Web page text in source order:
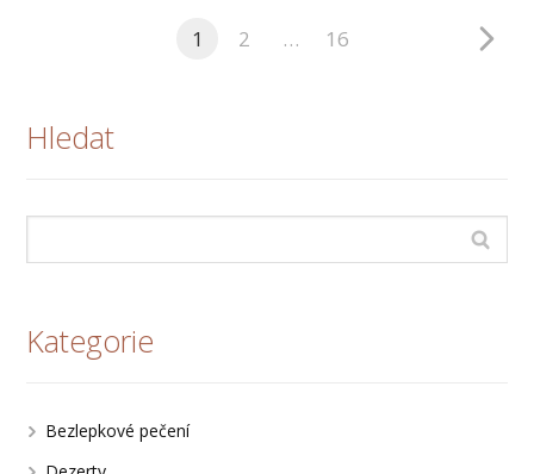
1 2 … 16
Hledat
Kategorie
Bezlepkové pečení